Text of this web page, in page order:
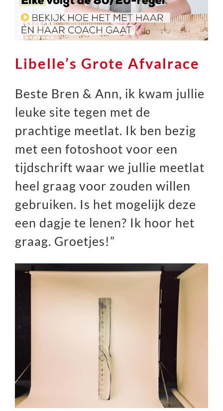
Libelle’s Grote Afvalrace
Beste Bren & Ann, ik kwam jullie
leuke site tegen met de
prachtige meetlat. Ik ben bezig
met een fotoshoot voor een
tijdschrift waar we jullie meetlat
heel graag voor zouden willen
gebruiken. Is het mogelijk deze
een dagje te lenen? Ik hoor het
graag. Groetjes!”